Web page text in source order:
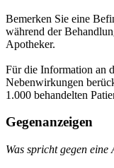
Bemerken Sie eine
während der
Apotheker.
Für die Information an
Nebenwirkungen
1.000 behandelten
Gegenanzeigen
Was spricht gegen eine